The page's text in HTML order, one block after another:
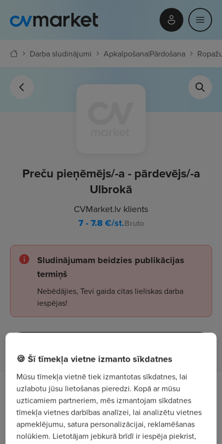
Darba sludinājumi Apkalpošana|Pārdošana
Preču pieņēmējs/-a - pārdevējs/-a
Ulbrokā
CVMarket.lv klients
7 - 7.8€/st.Bruto
Sludinājumam beidzies publikācijas
termiņš
Nebēdājies, Tevi gaida citas lieliskas darba
iespējas!
Darba apraksts
Aicinām darbā preču pieņēmēju - pārdevēju
veikalā "Elvi", Peldu ielā 2, Ulbrokā.
🍪 Šī tīmekļa vietne izmanto sīkdatnes
Mūsu tīmekļa vietnē tiek izmantotas sīkdatnes, lai
uzlabotu jūsu lietošanas pieredzi. Kopā ar mūsu
uzticamiem partneriem, mēs izmantojam sīkdatnes
tīmekļa vietnes darbības analīzei, lai analizētu vietnes
apmeklējumu, satura personalizācijai, reklamēšanas
nolūkiem. Lietotājam jebkurā brīdī ir iespēja piekrist,